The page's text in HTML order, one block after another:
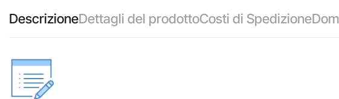
DescrizioneDettagli del prodottoCosti di Spedizione